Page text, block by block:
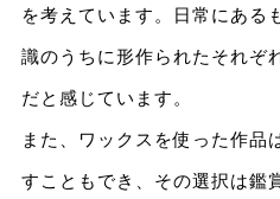
を考えています。日常にある
識のうちに形作られたそれぞ
だと感じています。
また、ワックスを使った作品
すこともでき、その選択は鑑